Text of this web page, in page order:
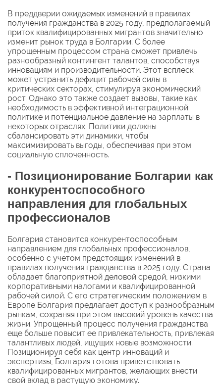
В преддверии ожидаемых изменений в правилах
получения гражданства в 2025 году, предполагаемый
приток квалифицированных мигрантов значительно
изменит рынок труда в Болгарии. С более
упрощенным процессом страна сможет привлечь
разнообразный контингент талантов, способствуя
инновациям и производительности. Этот всплеск
может устранить дефицит рабочей силы в
критических секторах, стимулируя экономический
рост. Однако это также создает вызовы, такие как
необходимость в эффективной интеграционной
политике и потенциальное давление на зарплаты в
некоторых отраслях. Политики должны
сбалансировать эти динамики, чтобы
максимизировать выгоды, обеспечивая при этом
социальную сплоченность.
- Позиционирование Болгарии как
конкурентоспособного
направления для глобальных
профессионалов
Болгария становится конкурентоспособным
направлением для глобальных профессионалов,
особенно с учетом предстоящих изменений в
правилах получения гражданства в 2025 году. Страна
обладает благоприятной деловой средой, низкими
корпоративными налогами и квалифицированной
рабочей силой. С его стратегическим положением в
Европе Болгария предлагает доступ к разнообразным
рынкам, сохраняя при этом высокий уровень качества
жизни. Упрощенный процесс получения гражданства
еще больше повысит ее привлекательность, привлекая
талантливых людей, ищущих новые возможности.
Позиционируя себя как центр инноваций и
экспертизы, Болгария готова приветствовать
квалифицированных мигрантов, желающих внести
свой вклад в растущую экономику.